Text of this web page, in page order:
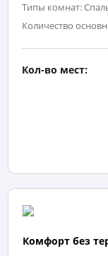
Типы комнат:
Количество
Кол-во мест:
Комфорт без